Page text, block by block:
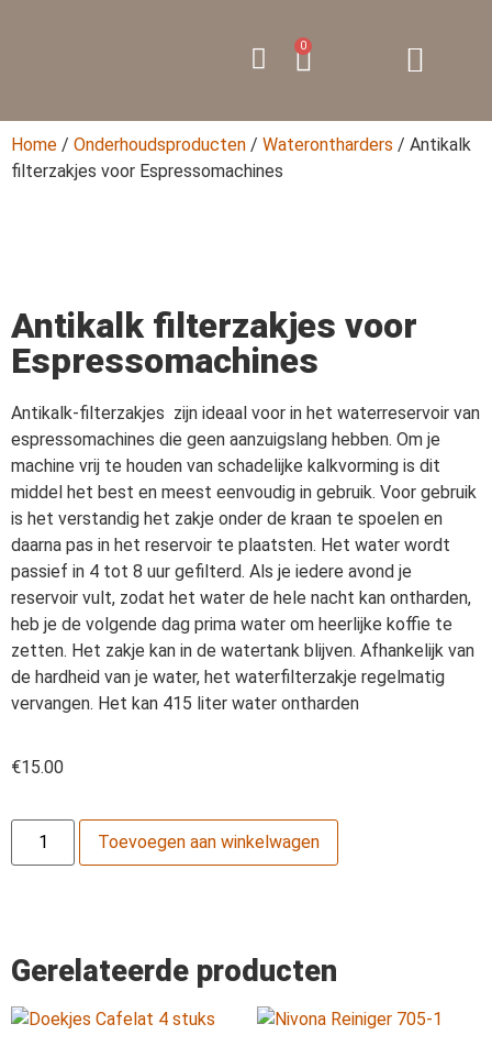
0
Home / Onderhoudsproducten / Waterontharders / Antikalk
filterzakjes voor Espressomachines
Antikalk filterzakjes voor
Espressomachines
Antikalk-filterzakjes zijn ideaal voor in het waterreservoir van
espressomachines die geen aanzuigslang hebben. Om je
machine vrij te houden van schadelijke kalkvorming is dit
middel het best en meest eenvoudig in gebruik. Voor gebruik
is het verstandig het zakje onder de kraan te spoelen en
daarna pas in het reservoir te plaatsten. Het water wordt
passief in 4 tot 8 uur gefilterd. Als je iedere avond je
reservoir vult, zodat het water de hele nacht kan ontharden,
heb je de volgende dag prima water om heerlijke koffie te
zetten. Het zakje kan in de watertank blijven. Afhankelijk van
de hardheid van je water, het waterfilterzakje regelmatig
vervangen. Het kan 415 liter water ontharden
€15.00
Toevoegen aan winkelwagen
Gerelateerde producten